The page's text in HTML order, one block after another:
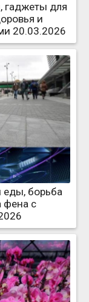
гаджеты для
и
20.03.2026
еды, борьба
фена с